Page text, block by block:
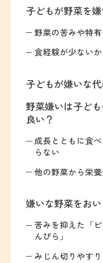
子どもが野菜を
野菜の苦みや特
食経験が少ないか
子どもが嫌いな
野菜嫌いは子ど
良い？
成長とともに食
らない
他の野菜から栄
嫌いな野菜をお
苦みを抑えた「
んぴら」
みじん切りやす